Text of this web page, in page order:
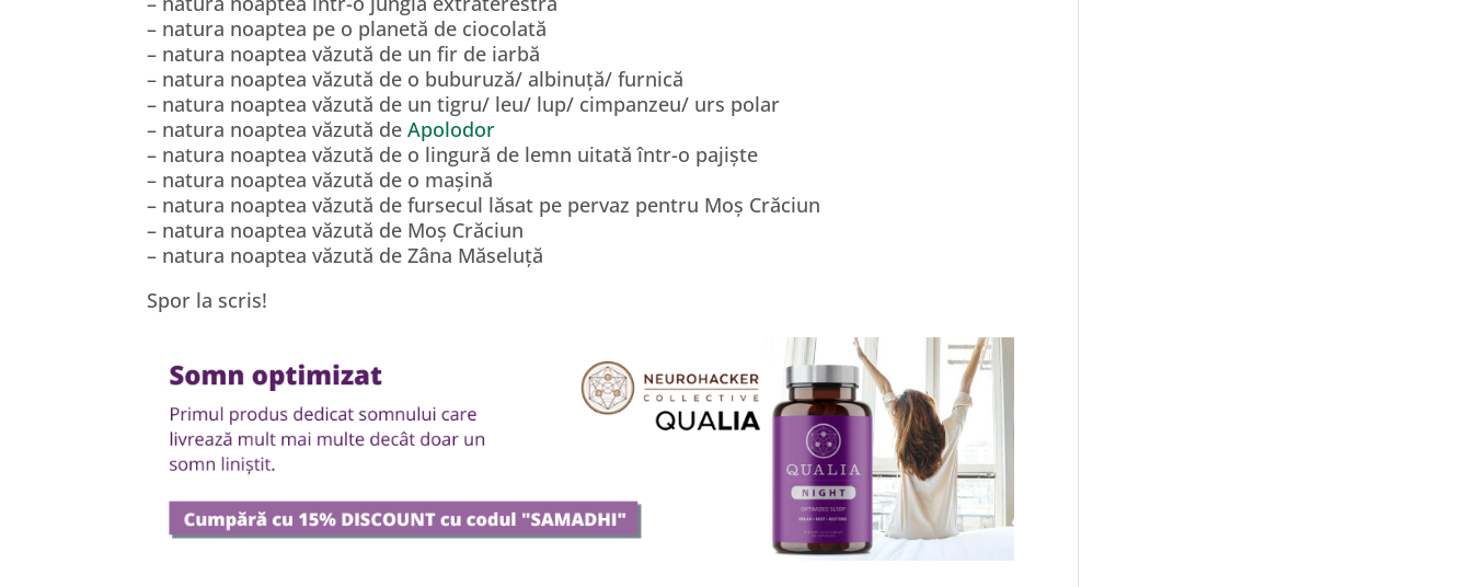
– natura noaptea pe o planetă de ciocolată
– natura noaptea văzută de un fir de iarbă
– natura noaptea văzută de o buburuză/ albinuță/ furnică
– natura noaptea văzută de un tigru/ leu/ lup/ cimpanzeu/ urs polar
– natura noaptea văzută deApolodor
– natura noaptea văzută de o lingură de lemn uitată într-o pajiște
– natura noaptea văzută de o mașină
– natura noaptea văzută de fursecul lăsat pe pervaz pentru Moș Crăciun
– natura noaptea văzută de Moș Crăciun
– natura noaptea văzută de Zâna Măseluță
Spor la scris!